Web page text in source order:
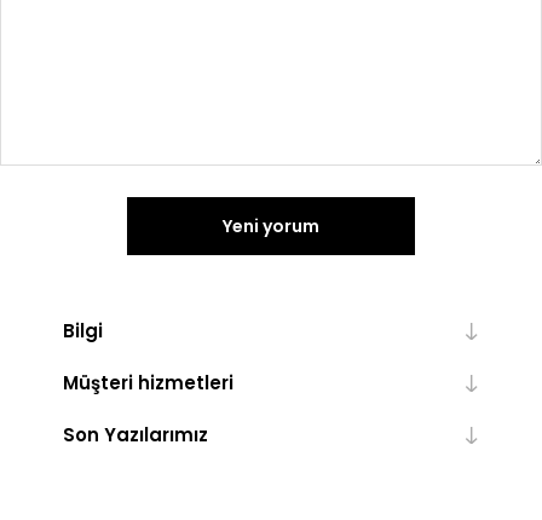
Yeni yorum
Bilgi
Müşteri hizmetleri
Son Yazılarımız